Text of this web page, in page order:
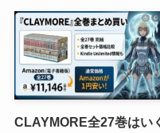
CLAYMORE全27巻はい